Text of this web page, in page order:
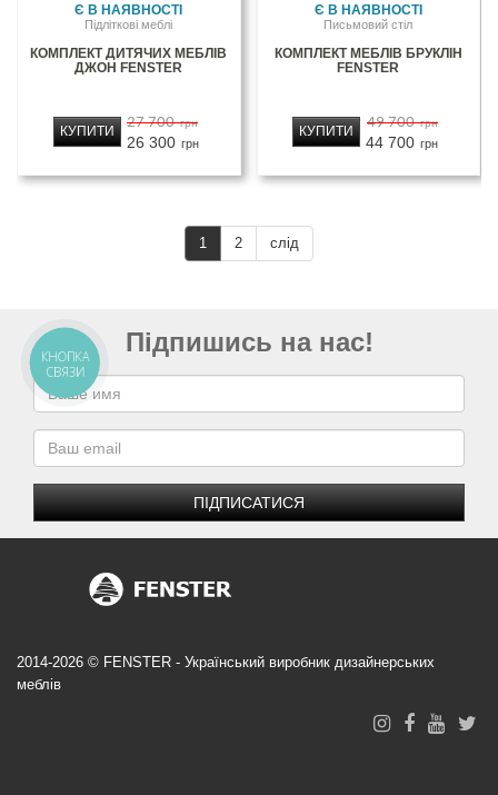
Є В НАЯВНОСТІ
Підліткові меблі
КОМПЛЕКТ ДИТЯЧИХ МЕБЛІВ
ДЖОН FENSTER
27 700 грн
26 300 грн
КУПИТИ
Є В НАЯВНОСТІ
Письмовий стіл
КОМПЛЕКТ МЕБЛІВ БРУКЛІН
FENSTER
49 700 грн
44 700 грн
КУПИТИ
1 2 слід
Підпишись на нас!
ПІДПИСАТИСЯ
2014-2026 © FENSTER - Український виробник дизайнерських
меблів
КНОПКА
СВЯЗИ